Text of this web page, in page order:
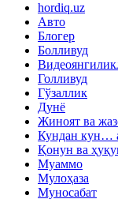
hordiq.uz
Авто
Блогер
Болливуд
Голливуд
Гўзаллик
Дунё
Жиноят ва
Кундан кун…
Қонун ва
Муаммо
Мулоҳаза
Муносабат